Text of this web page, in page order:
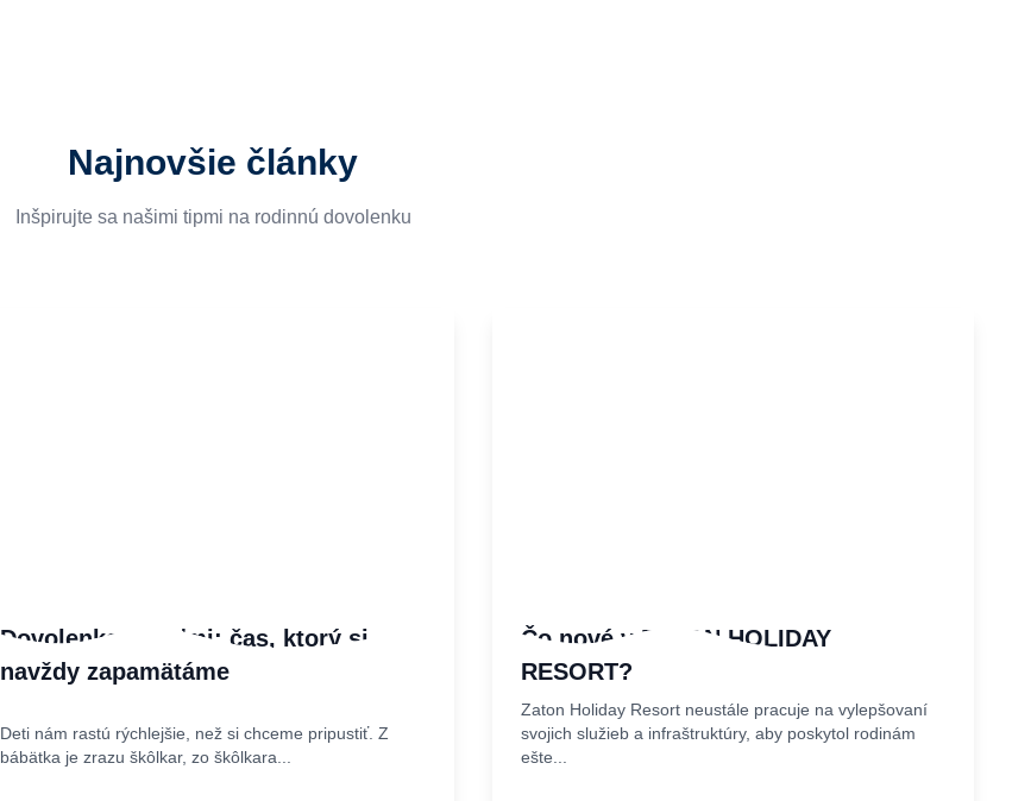
Najnovšie články
Inšpirujte sa našimi tipmi na rodinnú dovolenku
Dovolenka s deťmi: čas, ktorý si
navždy zapamätáme
Deti nám rastú rýchlejšie, než si chceme pripustiť. Z
bábätka je zrazu škôlkar, zo škôlkara...
Čo nové v ZATON HOLIDAY
RESORT?
Zaton Holiday Resort neustále pracuje na vylepšovaní
svojich služieb a infraštruktúry, aby poskytol rodinám
ešte...